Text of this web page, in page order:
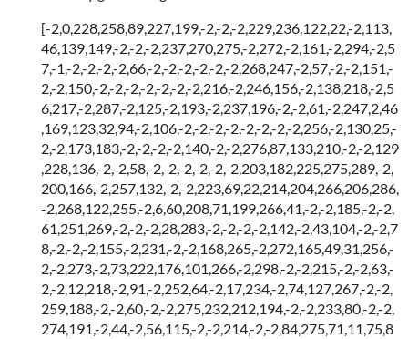
[-2,0,228,258,89,227,199,-2,-2,-2,229,236,122,22,-2,113,
46,139,149,-2,-2,-2,237,270,275,-2,272,-2,161,-2,294,-2,5
7,-1,-2,-2,-2,-2,66,-2,-2,-2,-2,-2,-2,268,247,-2,57,-2,-2,151,-
2,-2,150,-2,-2,-2,-2,-2,-2,-2,216,-2,246,156,-2,138,218,-2,5
6,217,-2,287,-2,125,-2,193,-2,237,196,-2,-2,61,-2,247,2,46
,169,123,32,94,-2,106,-2,-2,-2,-2,-2,-2,-2,-2,256,-2,130,25,-
2,-2,173,183,-2,-2,-2,-2,140,-2,-2,276,87,133,210,-2,-2,129
,228,136,-2,-2,58,-2,-2,-2,-2,-2,-2,203,182,225,275,289,-2,
200,166,-2,257,132,-2,-2,223,69,22,214,204,266,206,286,
-2,268,122,255,-2,6,60,208,71,199,266,41,-2,-2,185,-2,-2,
61,251,269,-2,-2,-2,28,283,-2,-2,-2,-2,142,-2,43,104,-2,-2,7
8,-2,-2,-2,155,-2,231,-2,-2,168,265,-2,272,165,49,31,256,-
2,-2,273,-2,73,222,176,101,266,-2,298,-2,-2,215,-2,-2,63,-
2,-2,12,218,-2,91,-2,252,64,-2,17,234,-2,74,127,267,-2,-2,
259,188,-2,-2,60,-2,-2,275,232,212,194,-2,-2,233,80,-2,-2,
274,191,-2,44,-2,56,115,-2,-2,214,-2,-2,84,275,71,11,75,8